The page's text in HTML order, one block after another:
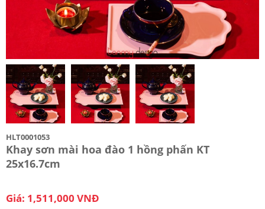
HLT0001053
Khay sơn mài hoa đào 1 hồng phấn KT
25x16.7cm
Giá: 1,511,000 VNĐ